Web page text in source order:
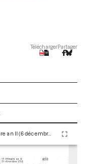
TéléchargerPartager
Tome LXXXI - Du 16 frimaire au 29 frimaire an II (6 décembre au 19 décembre 1793)